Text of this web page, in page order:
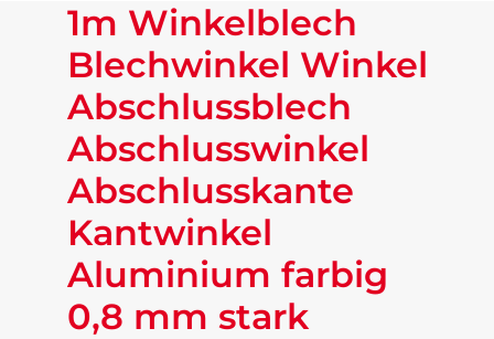
1m Winkelblech
Blechwinkel Winkel
Abschlussblech
Abschlusswinkel
Abschlusskante
Kantwinkel
Aluminium farbig
0,8 mm stark